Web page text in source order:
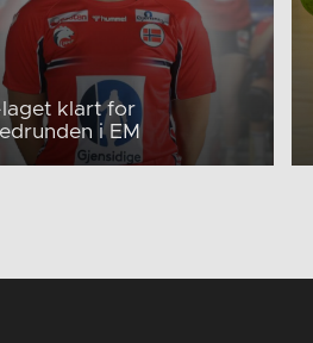
laget klart for
i EM